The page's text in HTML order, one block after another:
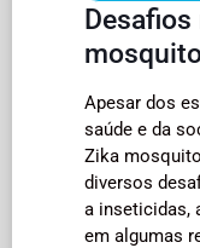
Apesar dos
saúde e da
Zika
diversos
a inseticidas,
em algumas